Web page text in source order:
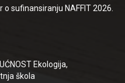
o sufinansiranju NAFFIT 2026.
Ekologija,
škola